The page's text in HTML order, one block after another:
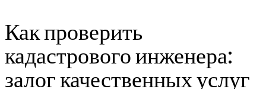
Как проверить
кадастрового инженера:
залог качественных услуг